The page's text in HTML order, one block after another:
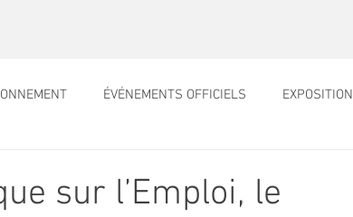
ÉVÉNEMENTS OFFICIELS EXPOSITION
sur l’Emploi, le